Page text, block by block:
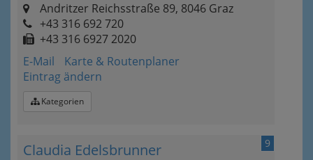
Andritzer Reichsstraße 89, 8046 Graz
+43 316 692 720
+43 316 6927 2020
E-Mail
Karte & Routenplaner
Eintrag ändern
Kategorien
9
Claudia Edelsbrunner